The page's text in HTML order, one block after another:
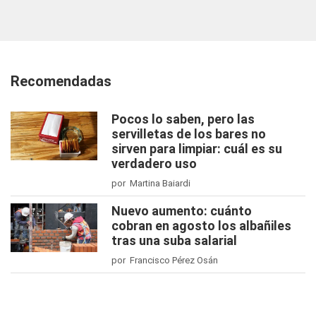
Recomendadas
Pocos lo saben, pero las
servilletas de los bares no
sirven para limpiar: cuál es su
verdadero uso
por Martina Baiardi
Nuevo aumento: cuánto
cobran en agosto los albañiles
tras una suba salarial
por Francisco Pérez Osán